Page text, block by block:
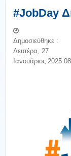
#JobDay
Δημοσιεύθηκε :
Δευτέρα, 27
Ιανουάριος 2025